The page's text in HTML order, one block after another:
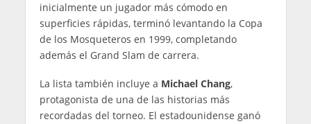
inicialmente un jugador más cómodo en
superficies rápidas, terminó levantando la Copa
de los Mosqueteros en 1999, completando
además el Grand Slam de carrera.
La lista también incluye a Michael Chang,
protagonista de una de las historias más
recordadas del torneo. El estadounidense ganó